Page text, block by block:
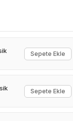
Sepete Ekle
Sepete Ekle